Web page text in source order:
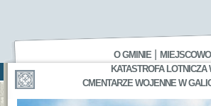
O GMINIE
KATASTROFA
CMENTARZE WOJENNE W